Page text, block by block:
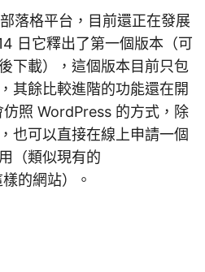
落格平台，目前還正在發展
日它釋出了第一個版本（可
下載），這個版本目前只包
其餘比較進階的功能還在開
照 WordPress 的方式，除
也可以直接在線上申請一個
（類似現有的
的網站）。